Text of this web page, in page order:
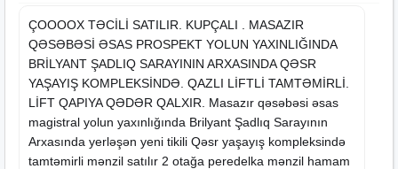
ÇOOOOX TƏCİLİ SATILIR. KUPÇALI . MASAZIR
QƏSƏBƏSİ ƏSAS PROSPEKT YOLUN YAXINLIĞINDA
BRİLYANT ŞADLIQ SARAYININ ARXASINDA QƏSR
YAŞAYIŞ KOMPLEKSİNDƏ. QAZLI LİFTLİ TAMTƏMİRLİ.
LİFT QAPIYA QƏDƏR QALXIR. Masazır qəsəbəsi əsas
magistral yolun yaxınlığında Brilyant Şadlıq Sarayının
Arxasında yerləşən yeni tikili Qəsr yaşayış kompleksində
tamtəmirli mənzil satılır 2 otağa peredelka mənzil hamam